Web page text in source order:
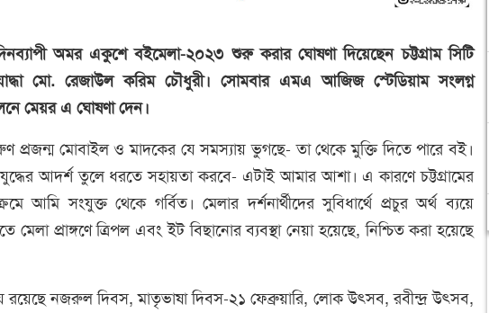
অমর একুশে বইমেলা-২০২৩ শুরু করার ঘোষণা দিয়েছেন চট্টগ্রাম সিটি
মো. রেজাউল করিম চৌধুরী। সোমবার এমএ আজিজ স্টেডিয়াম সংলগ্ন
মেয়র এ ঘোষণা দেন।
প্রজন্ম মোবাইল ও মাদকের যে সমস্যায় ভুগছে- তা থেকে মুক্তি দিতে পারে বই।
আদর্শ তুলে ধরতে সহায়তা করবে- এটাই আমার আশা। এ কারণে চট্টগ্রামের
আমি সংযুক্ত থেকে গর্বিত। মেলার দর্শনার্থীদের সুবিধার্থে প্রচুর অর্থ ব্যয়ে
প্রাঙ্গণে ত্রিপল এবং ইট বিছানোর ব্যবস্থা নেয়া হয়েছে, নিশ্চিত করা হয়েছে
রয়েছে নজরুল দিবস, মাতৃভাষা দিবস-২১ ফেব্রুয়ারি, লোক উৎসব, রবীন্দ্র উৎসব,